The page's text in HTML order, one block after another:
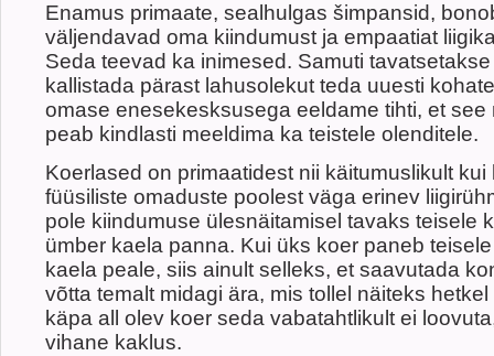
Enamus primaate, sealhulgas šimpansid,
väljendavad oma kiindumust ja empaatiat
Seda teevad ka inimesed. Samuti
kallistada pärast lahusolekut teda uuesti
omase enesekesksusega eeldame tihti, et see
peab kindlasti meeldima ka teistele olenditele.
Koerlased on primaatidest nii käitumuslikult kui
füüsiliste omaduste poolest väga erinev
pole kiindumuse ülesnäitamisel tavaks teisele
ümber kaela panna. Kui üks koer paneb
kaela peale, siis ainult selleks, et saavutada
võtta temalt midagi ära, mis tollel näiteks
käpa all olev koer seda vabatahtlikult ei
vihane kaklus.